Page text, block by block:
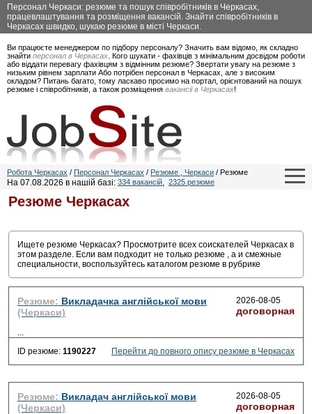
Персонал Черкаси: резюме та пошук співробітників в Черкасах,
працевлаштування та розміщення вакансій. Знайти співробітників в
Черкасах швидко, шукаю резюме в місті Черкаси.
Ви працюєте менеджером по підбору персоналу? Значить вам відомо, як складно
знайти персонал в Черкасах . Кого шукати - фахівців з мінімальним досвідом роботи
або віддати перевагу фахівцям з відмінним резюме? Звертати увагу на резюме з
низьким рівнем зарплати Або потрібен персонал в Черкасах, але з високим
окладом? Питань багато, тому ласкаво просимо на портал, орієнтований на пошук
резюме і співробітників, а також розміщення вакансії в Черкасах!
Робота Черкасах / Персонал Черкасах / Резюме , Черкаси / Резюме
На 07.08.2026 в нашій базі: 334 вакансій, 2325 резюме
Резюме Черкасах
Ищете резюме Черкасах? Просмотрите всех соискателей Черкасах в
этом разделе. Если вам подходит не только резюме , а и смежные
специальности, воспользуйтесь каталогом резюме в рубрике
Резюме: Викладачка англійської мови
(Черкаси)
2026-08-05
договорная
...
ID резюме: 1190227 Перейти до повного опису резюме в Черкасах
Резюме: Викладач англійської мови
(Черкаси)
2026-08-05
договорная